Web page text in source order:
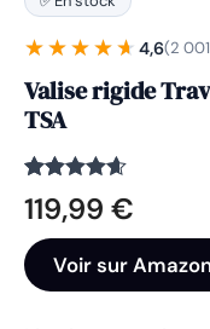
★★★★★
★★★★★ 4,6(2
Valise rigide
TSA
Noté
4.6
sur 5
2001
notations
client
119,99 €
Voir sur